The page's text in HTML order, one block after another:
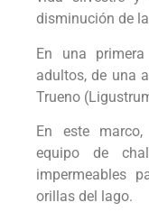
disminución de
En una
adultos, de una
Trueno
En este
equipo de
impermeables
orillas del lago.